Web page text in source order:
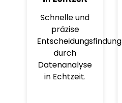
Schnelle und
präzise
Entscheidungsfindung
durch
Datenanalyse
in Echtzeit.